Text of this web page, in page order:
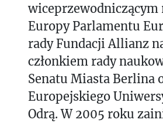
Europy Parlamentu
rady Fundacji Allianz
członkiem rady
Senatu Miasta Berlina
Europejskiego
Odrą. W 2005 roku